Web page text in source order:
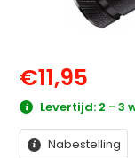
€11,95
Levertijd: 2 - 3
Nabestelling